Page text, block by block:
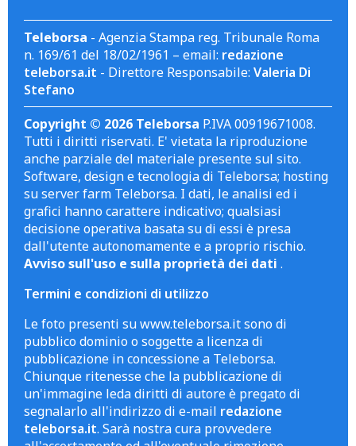
Teleborsa - Agenzia Stampa reg. Tribunale Roma
n. 169/61 del 18/02/1961 – email: redazione
teleborsa.it - Direttore Responsabile: Valeria Di
Stefano
Copyright © 2026 Teleborsa P.IVA 00919671008.
Tutti i diritti riservati. E' vietata la riproduzione
anche parziale del materiale presente sul sito.
Software, design e tecnologia di Teleborsa; hosting
su server farm Teleborsa. I dati, le analisi ed i
grafici hanno carattere indicativo; qualsiasi
decisione operativa basata su di essi è presa
dall'utente autonomamente e a proprio rischio.
Avviso sull'uso e sulla proprietà dei dati .
Termini e condizioni di utilizzo
Le foto presenti su www.teleborsa.it sono di
pubblico dominio o soggette a licenza di
pubblicazione in concessione a Teleborsa.
Chiunque ritenesse che la pubblicazione di
un'immagine leda diritti di autore è pregato di
segnalarlo all'indirizzo di e-mail redazione
teleborsa.it. Sarà nostra cura provvedere